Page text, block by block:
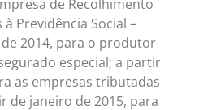
de Recolhimento
à Previdência Social –
de 2014, para o produtor
especial; a partir
as empresas tributadas
de janeiro de 2015, para